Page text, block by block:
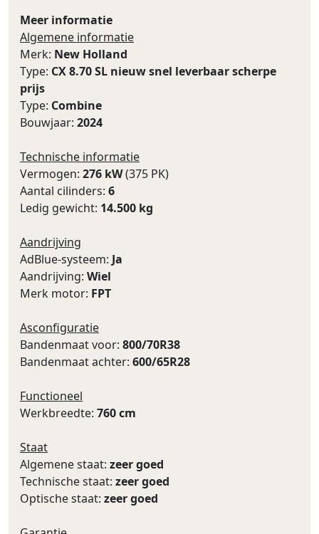
Meer informatie
Algemene informatie
Merk: New Holland
Type: CX 8.70 SL nieuw snel leverbaar scherpe
prijs
Type: Combine
Bouwjaar: 2024
Technische informatie
Vermogen: 276 kW(375 PK)
Aantal cilinders: 6
Ledig gewicht: 14.500 kg
Aandrijving
AdBlue-systeem: Ja
Aandrijving: Wiel
Merk motor: FPT
Asconfiguratie
Bandenmaat voor: 800/70R38
Bandenmaat achter: 600/65R28
Functioneel
Werkbreedte: 760 cm
Staat
Algemene staat: zeer goed
Technische staat: zeer goed
Optische staat: zeer goed